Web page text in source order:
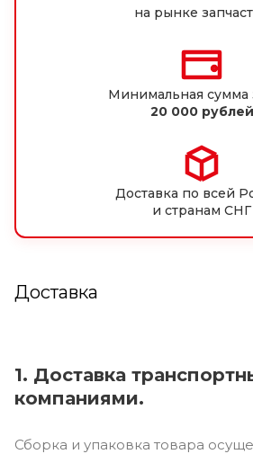
на рынке
Минимальная сумма
20 000 рублей
Доставка по всей
и странам СНГ
Доставка
1. Доставка
компаниями.
Сборка и упаковка товара